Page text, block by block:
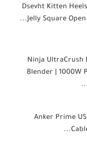
Dsevht Kitten
Jelly Square Open
Ninja UltraCrush
Blender | 1000W
Anker Prime